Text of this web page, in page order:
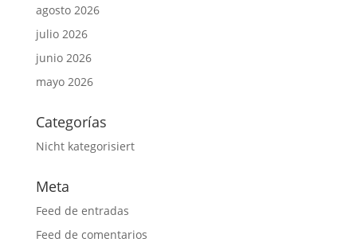
agosto 2026
julio 2026
junio 2026
mayo 2026
Categorías
Nicht kategorisiert
Meta
Feed de entradas
Feed de comentarios